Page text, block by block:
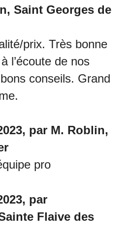
Saint Georges de
prix. Très bonne
l’écoute de nos
conseils. Grand
par M. Roblin,
pro
par
Flaive des